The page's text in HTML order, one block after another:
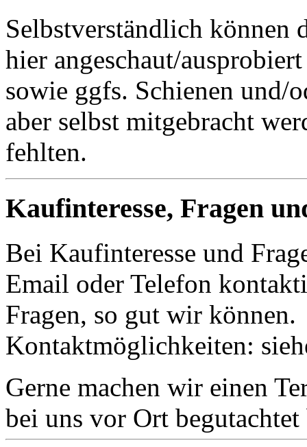
Selbstverständlich
hier angeschaut/
sowie ggfs. Schienen und/
aber selbst mitgebracht
fehlten.
Kaufinteresse, Fragen
Bei Kaufinteresse und
Email oder Telefon
Fragen, so gut wir können.
Kontaktmöglichkeiten:
Gerne machen wir einen
bei uns vor Ort